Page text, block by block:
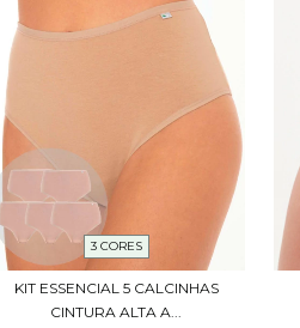
3 CORES
KIT ESSENCIAL 5 CALCINHAS
CINTURA ALTA A...